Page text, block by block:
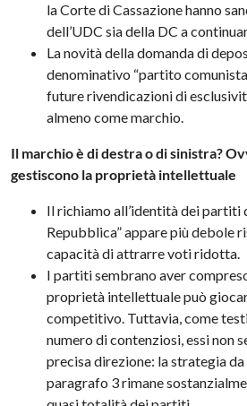
la Corte di Cassazione hanno
dell’UDC sia della DC a
La novità della domanda di
denominativo “partito
future rivendicazioni di
almeno come marchio.
Il marchio è di destra o di sinistra?
gestiscono la proprietà intellettuale
Il richiamo all’identità dei partiti
Repubblica” appare più debole
capacità di attrarre voti ridotta.
I partiti sembrano aver
proprietà intellettuale può
competitivo. Tuttavia, come
numero di contenziosi, essi non
precisa direzione: la strategia
paragrafo 3 rimane